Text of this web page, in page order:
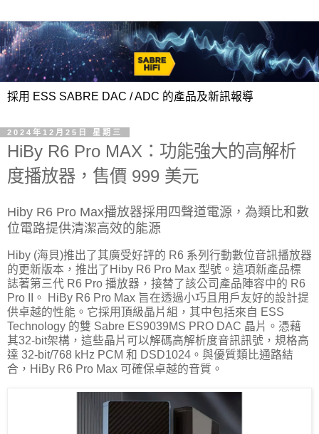
採用 ESS SABRE DAC / ADC 的產品及新訊報導
2024年12月25日 星期三
HiBy R6 Pro MAX：功能強大的高解析
度播放器，售價 999 美元
Hiby R6 Pro Max播放器採用四聲道電源，為類比和數
位電路提供清潔高效的能源
Hiby (海貝)推出了其廣受好評的 R6 系列行動數位音訊播放器
的更新版本，推出了Hiby R6 Pro Max 型號。這項新產品標
誌著第三代 R6 Pro 播放器，接替了該公司產品陣容中的 R6
Pro II。 HiBy R6 Pro Max 旨在透過小巧且用戶友好的設計提
供卓越的性能。它採用頂級晶片組，其中包括來自 ESS
Technology 的雙 Sabre ES9039MS PRO DAC 晶片。憑藉
其32-bit架構，這些晶片可以解碼高解析度音訊訊號，規格高
達 32-bit/768 kHz PCM 和 DSD1024。與優質類比通路結
合，HiBy R6 Pro Max 可確保卓越的音質。